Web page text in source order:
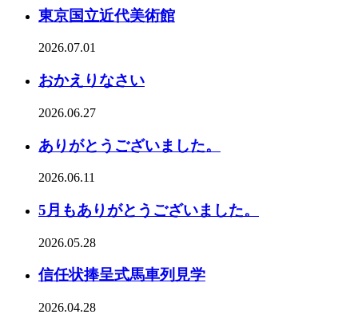
東京国立近代美術館
2026.07.01
おかえりなさい
2026.06.27
ありがとうございました。
2026.06.11
5月もありがとうございました。
2026.05.28
信任状捧呈式馬車列見学
2026.04.28